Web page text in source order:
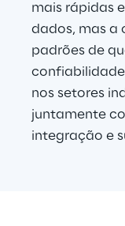
mais rápidas
dados, mas a
padrões de
nos setores
juntamente
integração e